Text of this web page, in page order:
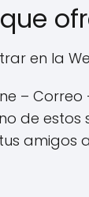
en la
– Correo
de